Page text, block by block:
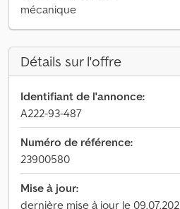
mécanique
Détails sur l'offre
Identifiant de l'annonce:
A222-93-487
Numéro de référence:
23900580
Mise à jour:
dernière mise à jour le